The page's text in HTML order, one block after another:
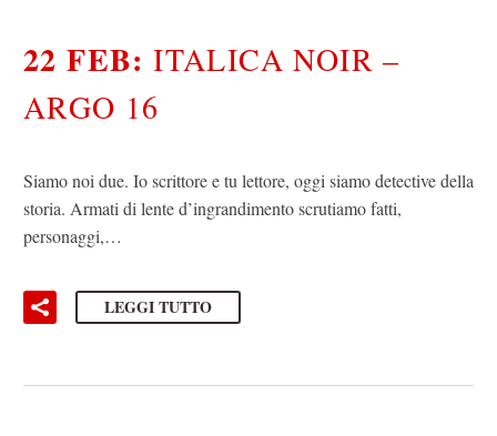
22 FEB:ITALICA NOIR –
ARGO 16
Siamo noi due. Io scrittore e tu lettore, oggi siamo detective della
storia. Armati di lente d’ingrandimento scrutiamo fatti,
personaggi,…
LEGGI TUTTO